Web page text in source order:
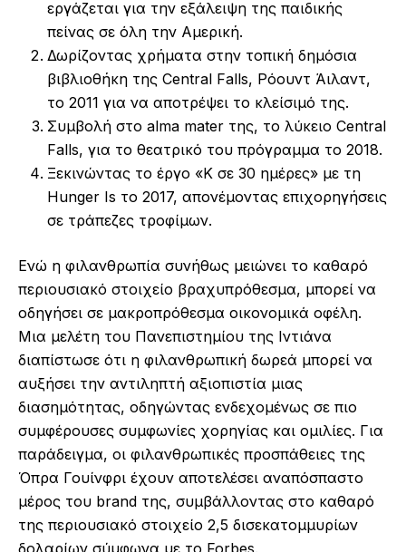
εργάζεται για την εξάλειψη της παιδικής
πείνας σε όλη την Αμερική.
Δωρίζοντας χρήματα στην τοπική δημόσια
βιβλιοθήκη της Central Falls, Ρόουντ Άιλαντ,
το 2011 για να αποτρέψει το κλείσιμό της.
Συμβολή στο alma mater της, το λύκειο Central
Falls, για το θεατρικό του πρόγραμμα το 2018.
Ξεκινώντας το έργο «K σε 30 ημέρες» με τη
Hunger Is το 2017, απονέμοντας επιχορηγήσεις
σε τράπεζες τροφίμων.
Ενώ η φιλανθρωπία συνήθως μειώνει το καθαρό
περιουσιακό στοιχείο βραχυπρόθεσμα, μπορεί να
οδηγήσει σε μακροπρόθεσμα οικονομικά οφέλη.
Μια μελέτη του Πανεπιστημίου της Ιντιάνα
διαπίστωσε ότι η φιλανθρωπική δωρεά μπορεί να
αυξήσει την αντιληπτή αξιοπιστία μιας
διασημότητας, οδηγώντας ενδεχομένως σε πιο
συμφέρουσες συμφωνίες χορηγίας και ομιλίες. Για
παράδειγμα, οι φιλανθρωπικές προσπάθειες της
Όπρα Γουίνφρι έχουν αποτελέσει αναπόσπαστο
μέρος του brand της, συμβάλλοντας στο καθαρό
της περιουσιακό στοιχείο 2,5 δισεκατομμυρίων
δολαρίων σύμφωνα με το Forbes.